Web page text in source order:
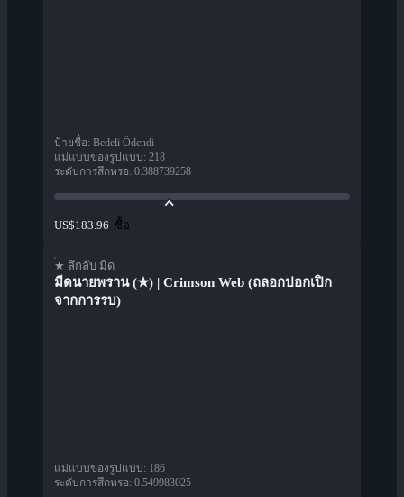
ป้ายชื่อ: Bedeli Ödendi
แม่แบบของรูปแบบ: 218
ระดับการสึกหรอ: 0.388739258
US$183.96 ซื้อ
★ ลึกลับ มีด
มีดนายพราน (★) | Crimson Web (ถลอกปอกเปิก
จากการรบ)
แม่แบบของรูปแบบ: 186
ระดับการสึกหรอ: 0.549983025